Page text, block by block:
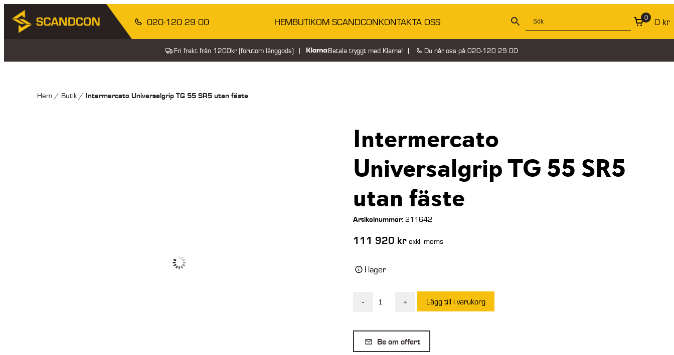
020-120 29 00 HEMBUTIKOM SCANDCONKONTAKTA OSS 0 0 kr
Fri frakt från 1200kr (förutom långgods) Betala tryggt med Klarna! Du når oss på 020-120 29 00
Hem / Butik/Intermercato Universalgrip TG 55 SR5 utan fäste
Intermercato
Universalgrip TG 55 SR5
utan fäste
Artikelnummer: 211642
111 920 kr exkl. moms
I lager
-
Intermercato
TG
55
+ Lägg till i varukorg
Be om offert